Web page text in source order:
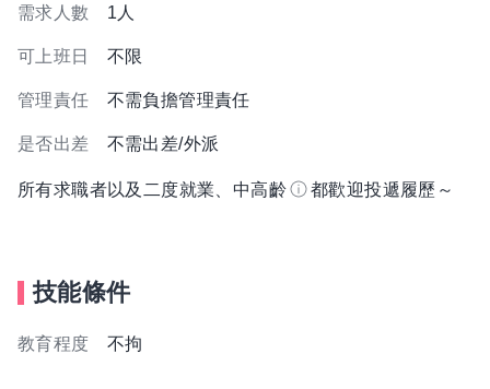
需求人數 1人
可上班日 不限
管理責任 不需負擔管理責任
是否出差 不需出差/外派
所有求職者以及二度就業、中高齡 都歡迎投遞履歷～
技能條件
教育程度 不拘